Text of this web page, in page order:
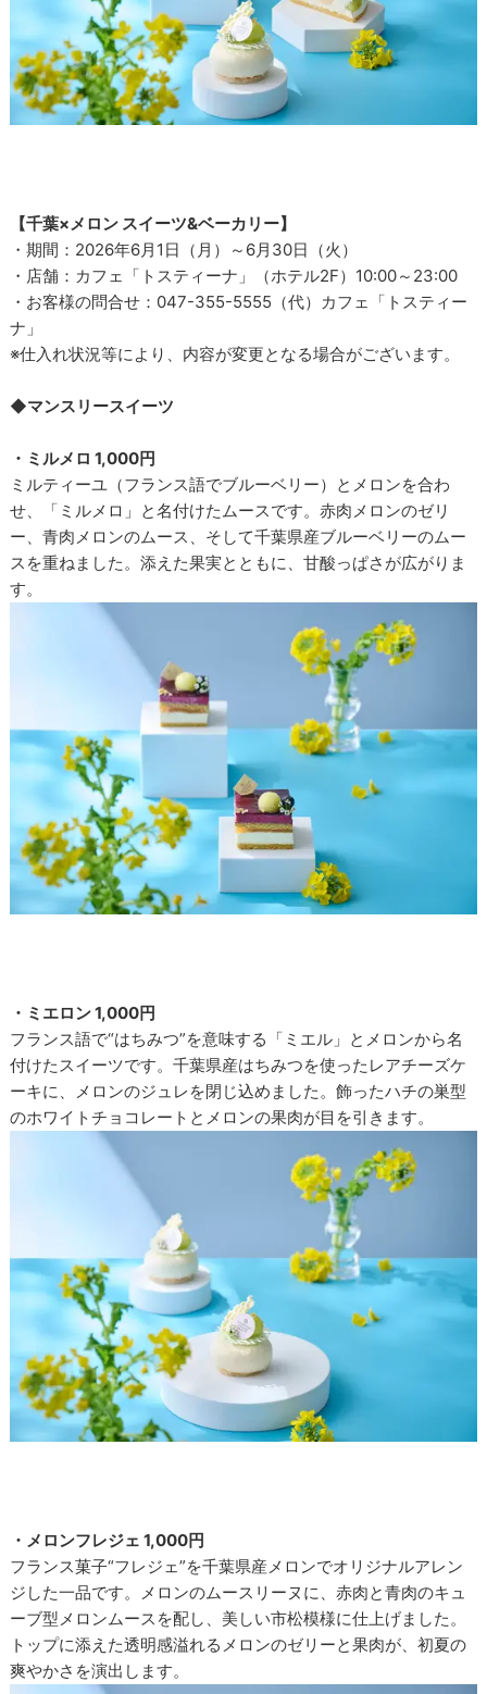
【千葉×メロン スイーツ&ベーカリー】
・期間：2026年6月1日（月）～6月30日（火）
・店舗：カフェ「トスティーナ」（ホテル2F）10:00～23:00
・お客様の問合せ：047-355-5555（代）カフェ「トスティー
ナ」
※仕入れ状況等により、内容が変更となる場合がございます。
◆マンスリースイーツ
・ミルメロ 1,000円
ミルティーユ（フランス語でブルーベリー）とメロンを合わ
せ、「ミルメロ」と名付けたムースです。赤肉メロンのゼリ
ー、青肉メロンのムース、そして千葉県産ブルーベリーのムー
スを重ねました。添えた果実とともに、甘酸っぱさが広がりま
す。
・ミエロン 1,000円
フランス語で“はちみつ”を意味する「ミエル」とメロンから名
付けたスイーツです。千葉県産はちみつを使ったレアチーズケ
ーキに、メロンのジュレを閉じ込めました。飾ったハチの巣型
のホワイトチョコレートとメロンの果肉が目を引きます。
・メロンフレジェ 1,000円
フランス菓子“フレジェ”を千葉県産メロンでオリジナルアレン
ジした一品です。メロンのムースリーヌに、赤肉と青肉のキュ
ーブ型メロンムースを配し、美しい市松模様に仕上げました。
トップに添えた透明感溢れるメロンのゼリーと果肉が、初夏の
爽やかさを演出します。